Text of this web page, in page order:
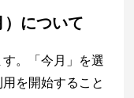
について
。「今月」を選
を開始すること